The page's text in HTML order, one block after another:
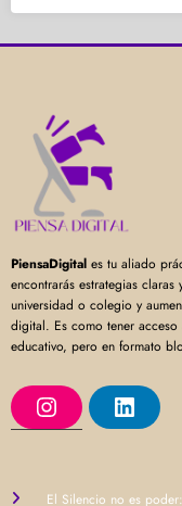
PiensaDigital es tu aliado
encontrarás estrategias
universidad o colegio y
digital. Es como tener
educativo, pero en formato
I
n
r
L
i
I
El Silencio no es